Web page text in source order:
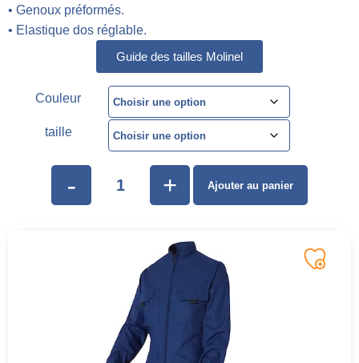
• Genoux préformés.
• Elastique dos réglable.
Guide des tailles Molinel
Couleur
taille
- + Ajouter au panier